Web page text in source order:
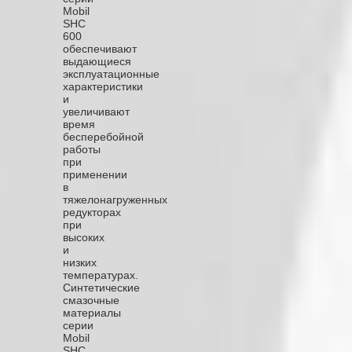
Mobil
SHC
600
обеспечивают
выдающиеся
эксплуатационные
характеристики
и
увеличивают
время
бесперебойной
работы
при
применении
в
тяжелонагруженных
редукторах
при
высоких
и
низких
температурах.
Синтетические
смазочные
материалы
серии
Mobil